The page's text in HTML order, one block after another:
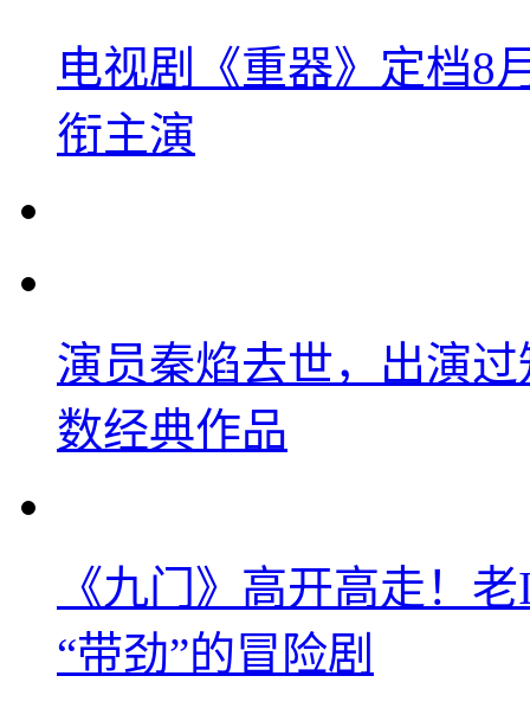
电视剧《重器》定档8
衔主演
演员秦焰去世，出演
数经典作品
《九门》高开高走！
“带劲”的冒险剧